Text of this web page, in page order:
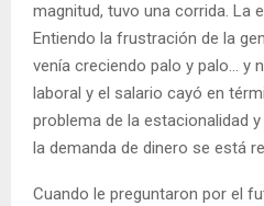
magnitud, tuvo una corrida. La
Entiendo la frustración de la
venía creciendo palo y palo… y
laboral y el salario cayó en
problema de la estacionalidad
la demanda de dinero se está
Cuando le preguntaron por el